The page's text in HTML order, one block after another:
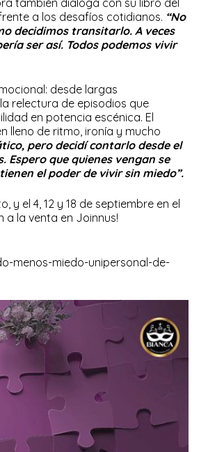
también dialoga con su libro del
a los desafíos cotidianos. “No
decidimos transitarlo. A veces
ser así. Todos podemos vivir
desde largas
relectura de episodios que
en potencia escénica. El
lleno de ritmo, ironía y mucho
pero decidí contarlo desde el
Espero que quienes vengan se
el poder de vivir sin miedo”.
y el 4, 12 y 18 de septiembre en el
a la venta en Joinnus!
menos-miedo-unipersonal-de-